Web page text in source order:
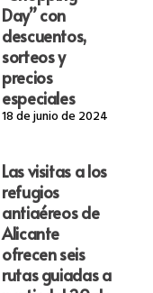
Day” con
descuentos,
sorteos y
precios
especiales
18 de junio de 2024
Las visitas a los
refugios
antiaéreos de
Alicante
ofrecen seis
rutas guiadas a